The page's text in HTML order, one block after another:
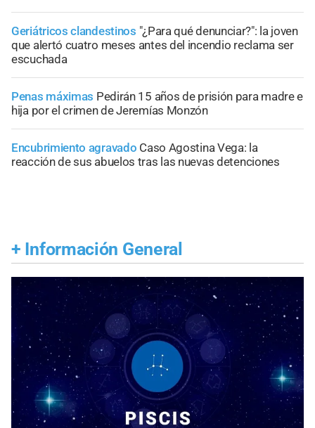
Geriátricos clandestinos "¿Para qué denunciar?": la joven
que alertó cuatro meses antes del incendio reclama ser
escuchada
Penas máximas Pedirán 15 años de prisión para madre e
hija por el crimen de Jeremías Monzón
Encubrimiento agravado Caso Agostina Vega: la
reacción de sus abuelos tras las nuevas detenciones
+ Información General